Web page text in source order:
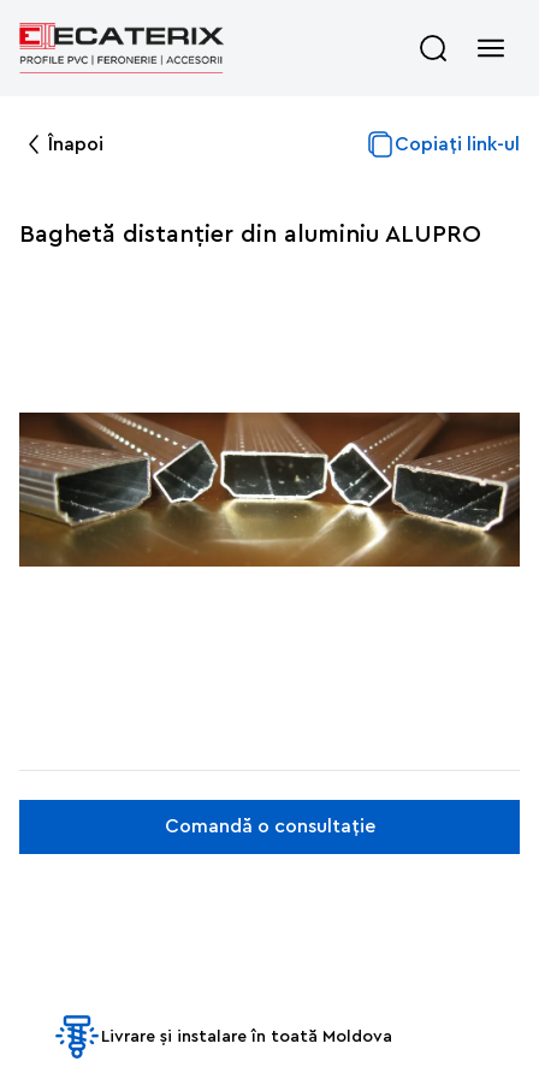
Înapoi Copiați link-ul
Baghetă distanțier din aluminiu ALUPRO
Comandă o consultație
Livrare și instalare în toată Moldova